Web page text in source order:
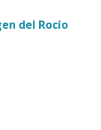
del Rocío